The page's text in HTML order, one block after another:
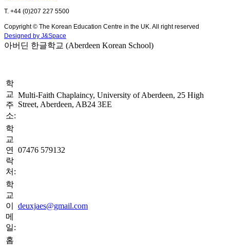
T. +44 (0)207 227 5500
Copyright © The Korean Education Centre in the UK. All right reserved
Designed by J&Space
아버딘 한글학교 (Aberdeen Korean School)
학
교
주
소:
Multi-Faith Chaplaincy, University of Aberdeen, 25 High
Street, Aberdeen, AB24 3EE
학
교
연
락
처:
07476 579132
학
교
이
메
일:
deuxjaes@gmail.com
홈